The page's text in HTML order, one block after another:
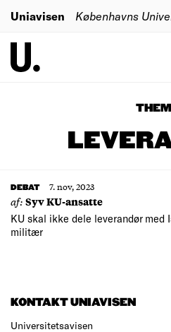
Uniavisen Københavns
DEBAT 7. nov, 2023
af:Syv KU-ansatte
KU skal ikke dele leverandør med
militær
KONTAKT UNIAVISEN
Universitetsavisen